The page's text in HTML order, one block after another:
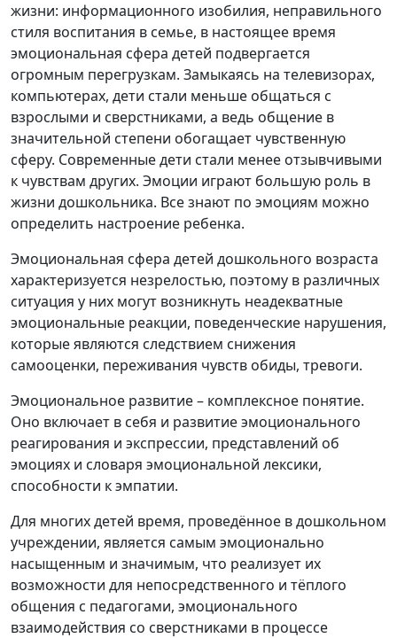
жизни: информационного изобилия, неправильного
стиля воспитания в семье, в настоящее время
эмоциональная сфера детей подвергается
огромным перегрузкам. Замыкаясь на телевизорах,
компьютерах, дети стали меньше общаться с
взрослыми и сверстниками, а ведь общение в
значительной степени обогащает чувственную
сферу. Современные дети стали менее отзывчивыми
к чувствам других. Эмоции играют большую роль в
жизни дошкольника. Все знают по эмоциям можно
определить настроение ребенка.
Эмоциональная сфера детей дошкольного возраста
характеризуется незрелостью, поэтому в различных
ситуация у них могут возникнуть неадекватные
эмоциональные реакции, поведенческие нарушения,
которые являются следствием снижения
самооценки, переживания чувств обиды, тревоги.
Эмоциональное развитие – комплексное понятие.
Оно включает в себя и развитие эмоционального
реагирования и экспрессии, представлений об
эмоциях и словаря эмоциональной лексики,
способности к эмпатии.
Для многих детей время, проведённое в дошкольном
учреждении, является самым эмоционально
насыщенным и значимым, что реализует их
возможности для непосредственного и тёплого
общения с педагогами, эмоционального
взаимодействия со сверстниками в процессе